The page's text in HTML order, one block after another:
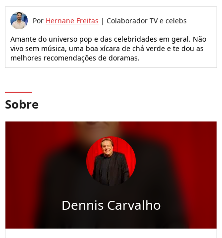
Por Hernane Freitas | Colaborador TV e celebs
Amante do universo pop e das celebridades em geral. Não
vivo sem música, uma boa xícara de chá verde e te dou as
melhores recomendações de doramas.
Sobre
Dennis Carvalho